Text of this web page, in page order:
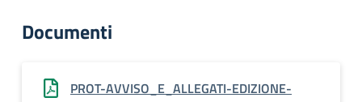
Documenti
PROT-AVVISO_E_ALLEGATI-EDIZIONE-